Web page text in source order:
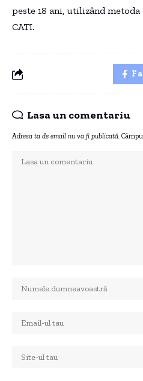
peste 18 ani, utilizând
CATI.
Lasa un comentariu
Adresa ta de email nu va fi publicată.